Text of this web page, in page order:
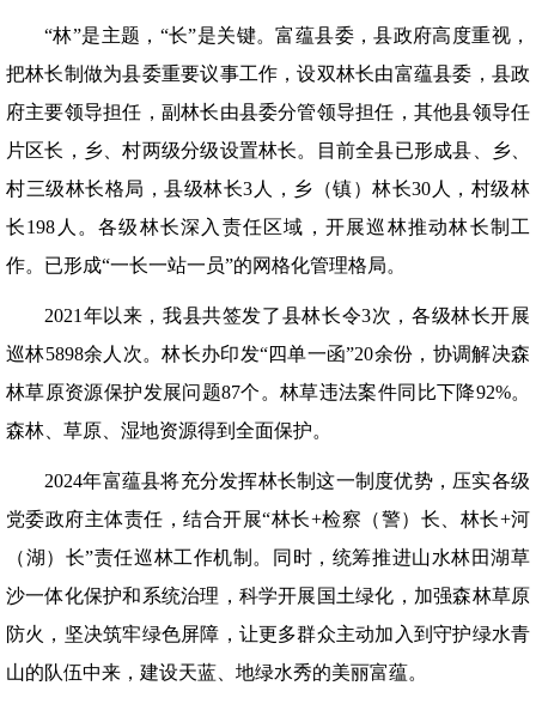
“林”是主题，“长”是关键。富蕴县委，县政府高度重视，
把林长制做为县委重要议事工作，设双林长由富蕴县委，县政
府主要领导担任，副林长由县委分管领导担任，其他县领导任
片区长，乡、村两级分级设置林长。目前全县已形成县、乡、
村三级林长格局，县级林长3人，乡（镇）林长30人，村级林
长198人。各级林长深入责任区域，开展巡林推动林长制工
作。已形成“一长一站一员”的网格化管理格局。
2021年以来，我县共签发了县林长令3次，各级林长开展
巡林5898余人次。林长办印发“四单一函”20余份，协调解决森
林草原资源保护发展问题87个。林草违法案件同比下降92%。
森林、草原、湿地资源得到全面保护。
2024年富蕴县将充分发挥林长制这一制度优势，压实各级
党委政府主体责任，结合开展“林长+检察（警）长、林长+河
（湖）长”责任巡林工作机制。同时，统筹推进山水林田湖草
沙一体化保护和系统治理，科学开展国土绿化，加强森林草原
防火，坚决筑牢绿色屏障，让更多群众主动加入到守护绿水青
山的队伍中来，建设天蓝、地绿水秀的美丽富蕴。